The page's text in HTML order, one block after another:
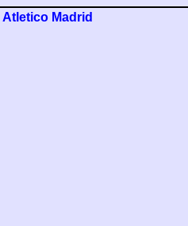
Atletico Madrid